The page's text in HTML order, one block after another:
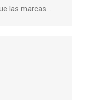
las marcas …